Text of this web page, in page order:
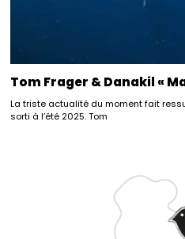
Tom Frager & Danakil «
La triste actualité du moment fait
sorti à l’été 2025. Tom